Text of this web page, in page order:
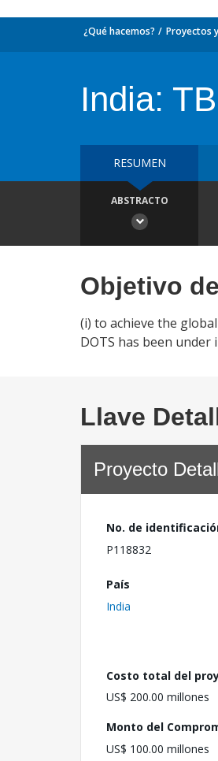
¿Qué hacemos? Proyectos
India:
RESUMEN
ABSTRACTO
Objetivo
(i) to achieve the
DOTS has been
Llave
Proyecto
No. de
P118832
País
India
Costo total del
US$ 200.00 millones
Monto del
US$ 100.00 millones